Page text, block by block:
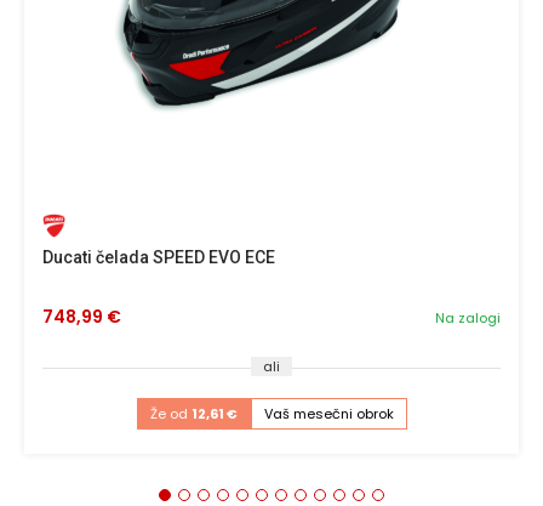
Ducati čelada SPEED EVO ECE
Na zalogi
748,99 €
ali
Že od 12,61 € Vaš mesečni obrok